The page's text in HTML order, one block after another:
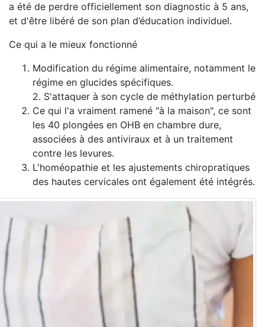
a été de perdre officiellement son diagnostic à 5 ans,
et d'être libéré de son plan d’éducation individuel.
Ce qui a le mieux fonctionné
Modification du régime alimentaire, notamment le
régime en glucides spécifiques.
2. S'attaquer à son cycle de méthylation perturbé
Ce qui l'a vraiment ramené "à la maison", ce sont
les 40 plongées en OHB en chambre dure,
associées à des antiviraux et à un traitement
contre les levures.
L'homéopathie et les ajustements chiropratiques
des hautes cervicales ont également été intégrés.